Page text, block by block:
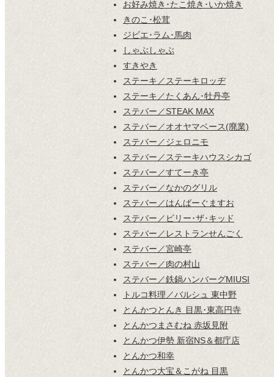
お好み焼き･たこ焼き･いか焼き
きのこ･松茸
ジビエ･ラム･馬肉
しゃぶしゃぶ
すきやき
ステーキ／ステーキロッヂ
ステーキ／たくあん･牡丹亭
ステバー／STEAK MAX
ステバー／オオヤマベース(廃業)
ステバー／ジェロニモ
ステバー／ステーキハウスシカゴ
ステバー／すてーき亭
ステバー／なかのグリル
ステバー／はんばーぐますお
ステバー／ビリー･ザ･キッド
ステバー／レストランせんごく
ステバー／宮崎亭
ステバー／肉の村山
ステバー／鉄鍋ハンバーグMIUSI
トルコ料理／バルシュ 東中野
とんかつとんき 目黒･東高円寺
とんかつまさむね 赤坂見附
とんかつ伊勢 新宿NS＆都庁店
とんかつ和幸
とんかつ大宝＆こがね 目黒